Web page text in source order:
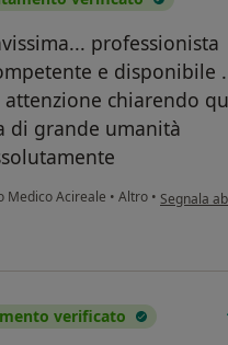
professionista
e disponibile
chiarendo
di grande umanità
Medico Acireale • Altro • secondo
Segnala
verificato